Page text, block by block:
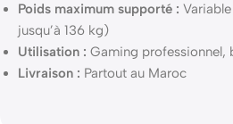
Poids maximum supporté :
jusqu’à 136 kg)
Utilisation : Gaming professionnel,
Livraison : Partout au Maroc